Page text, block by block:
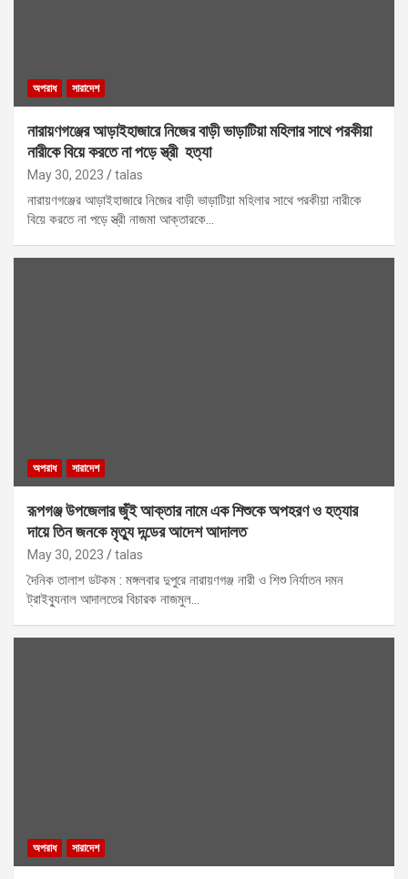
অপরাধ সারাদেশ
নারায়ণগঞ্জের আড়াইহাজারে নিজের বাড়ী ভাড়াটিয়া মহিলার সাথে পরকীয়া
নারীকে বিয়ে করতে না পড়ে স্ত্রী হত্যা
May 30, 2023 talas
নারায়ণগঞ্জের আড়াইহাজারে নিজের বাড়ী ভাড়াটিয়া মহিলার সাথে পরকীয়া নারীকে
বিয়ে করতে না পড়ে স্ত্রী নাজমা আক্তারকে…
অপরাধ সারাদেশ
রূপগঞ্জ উপজেলার জুঁই আক্তার নামে এক শিশুকে অপহরণ ও হত্যার
দায়ে তিন জনকে মৃত্যু দন্ডের আদেশ আদালত
May 30, 2023 talas
দৈনিক তালাশ ডটকম : মঙ্গলবার দুপুরে নারায়ণগঞ্জ নারী ও শিশু নির্যাতন দমন
ট্রাইব্যুনাল আদালতের বিচারক নাজমুল…
অপরাধ সারাদেশ